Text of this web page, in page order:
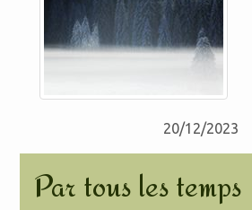
20/12/2023
Par tous les temps